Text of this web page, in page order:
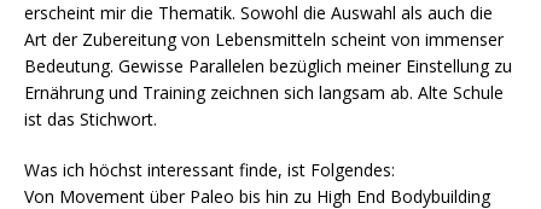
erscheint mir die Thematik. Sowohl die Auswahl als auch die
Art der Zubereitung von Lebensmitteln scheint von immenser
Bedeutung. Gewisse Parallelen bezüglich meiner Einstellung zu
Ernährung und Training zeichnen sich langsam ab. Alte Schule
ist das Stichwort.
Was ich höchst interessant finde, ist Folgendes:
Von Movement über Paleo bis hin zu High End Bodybuilding